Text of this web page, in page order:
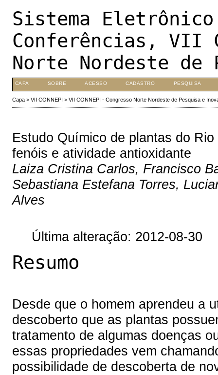
Sistema
Conferências, VII
Norte Nordeste de
CAPA SOBRE ACESSO CADASTRO PESQUISA
Capa> VII CONNEPI > VII CONNEPI - Congresso Norte Nordeste de Pesquisa e
Estudo Químico de plantas do
fenóis e atividade antioxidante
Laiza Cristina Carlos, Francisco
Sebastiana Estefana Torres,
Alves
Última alteração: 2012-08-30
Resumo
Desde que o homem aprendeu a
descoberto que as plantas
tratamento de algumas doenças
essas propriedades vem
possibilidade de descoberta de